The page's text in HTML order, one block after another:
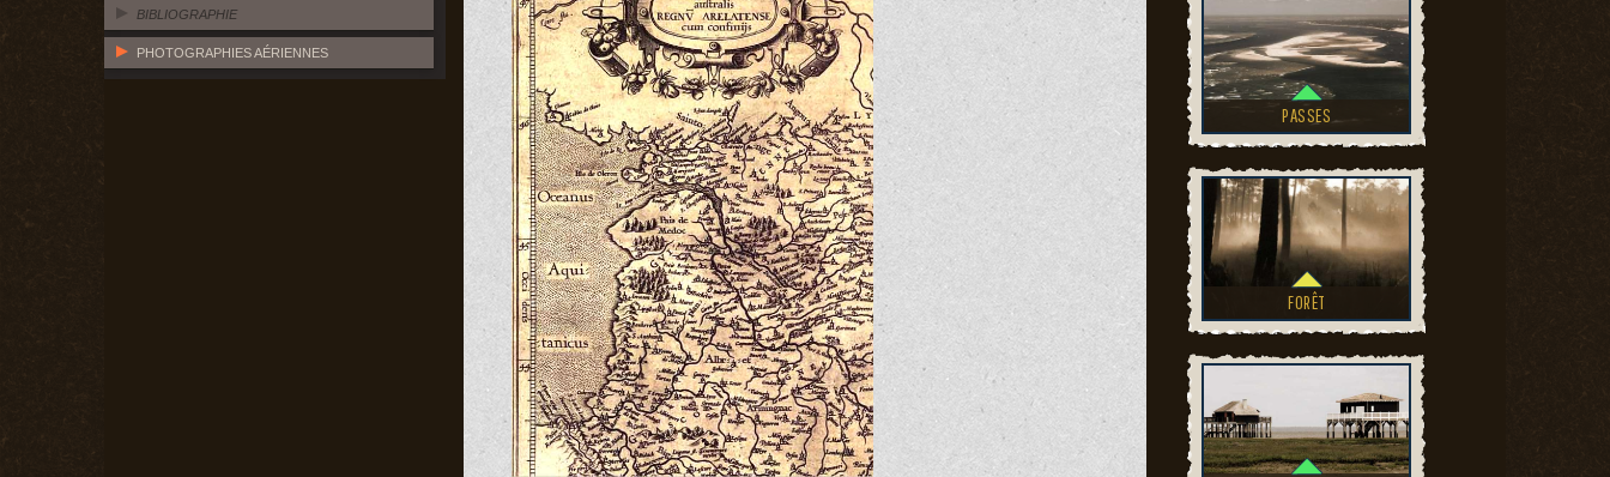
BIBLIOGRAPHIE
PHOTOGRAPHIES AÉRIENNES
PASSES
FORÊT